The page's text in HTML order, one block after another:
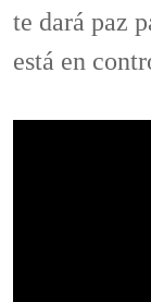
te dará paz
está en